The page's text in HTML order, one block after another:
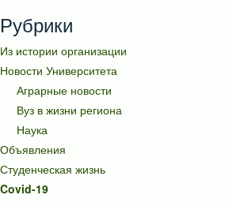
Рубрики
Из истории организации
Новости Университета
Аграрные новости
Вуз в жизни региона
Наука
Объявления
Студенческая жизнь
Covid-19